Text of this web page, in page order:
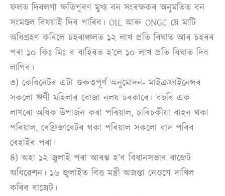
ফলত দিবলগা ক্ষতিপূৰণ মুখ্য বন সংৰক্ষকৰ অনুমতিত বন
সংমণ্ডল বিষয়াই দিব পাৰিব। OIL আৰু ONGC য়ে মাটি
অধিগ্ৰহণ কৰিলে চহৰাঞ্চলত ১২ লাখ প্ৰতি বিঘাত আৰ চহৰৰ
পৰা ১০ কিঃ মিঃ ৰ বাহিৰত হ’লে ১০ লাখ প্ৰতি বিঘাত দিব
লাগিব।
৩) কেবিনেটৰ এটা গুৰুত্বপূৰ্ণ অনুমোদন- মাইক্ৰফাইনেন্সৰ
সকলো ঋণী মহিলাৰ বোজা নলয় চৰকাৰে। বছৰি এক
লাখৰো অধিক উপাৰ্জন কৰা পৰিয়াল, চাৰিচকীয়া বাহন থকা
পৰিয়াল, ৰেফ্ৰিজাৰেটৰ থকা পৰিয়াল সকলো বাদ পৰিব
ৰেহাইৰ পৰা।
৪) অহা ১২ জুলাই পৰা আৰম্ভ হ’ব বিধানসভাৰ বাজেট
অধিৱেশন। ১৬ জুলাইত বিত্ত মন্ত্ৰী অজন্তা নেওগে দাখিল
কৰিব বাজেট।